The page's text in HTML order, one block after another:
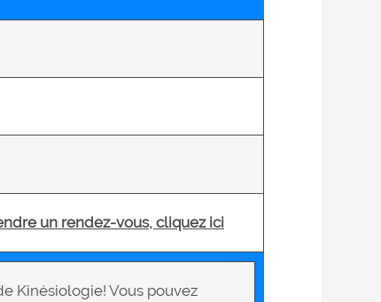
un rendez-vous, cliquez ici
Kinésiologie! Vous pouvez